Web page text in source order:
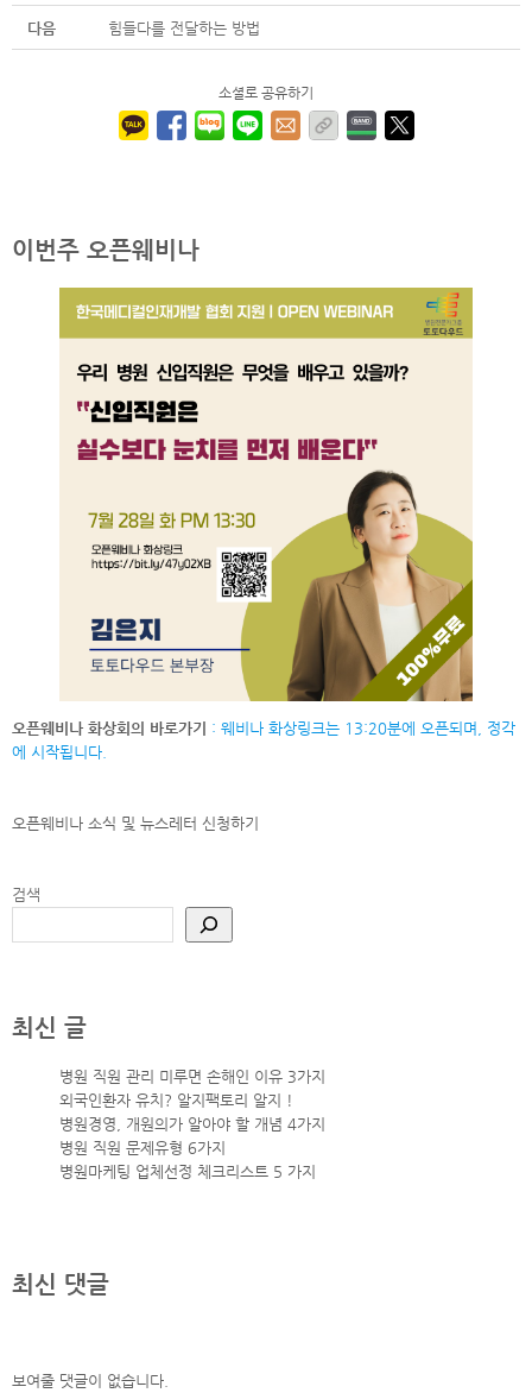
다음 힘들다를 전달하는 방법
소셜로 공유하기
이번주 오픈웨비나
오픈웨비나 화상회의 바로가기 : 웨비나 화상링크는 13:20분에 오픈되며, 정각
에 시작됩니다.
오픈웨비나 소식 및 뉴스레터 신청하기
검색
최신 글
병원 직원 관리 미루면 손해인 이유 3가지
외국인환자 유치? 알지팩토리 알지 !
병원경영, 개원의가 알아야 할 개념 4가지
병원 직원 문제유형 6가지
병원마케팅 업체선정 체크리스트 5 가지
최신 댓글
보여줄 댓글이 없습니다.